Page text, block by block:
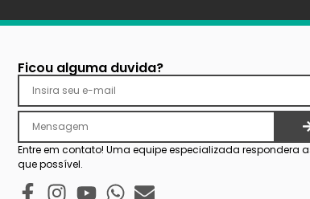
Ficou alguma duvida?
Entre em contato! Uma equipe especializada respondera
que possível.